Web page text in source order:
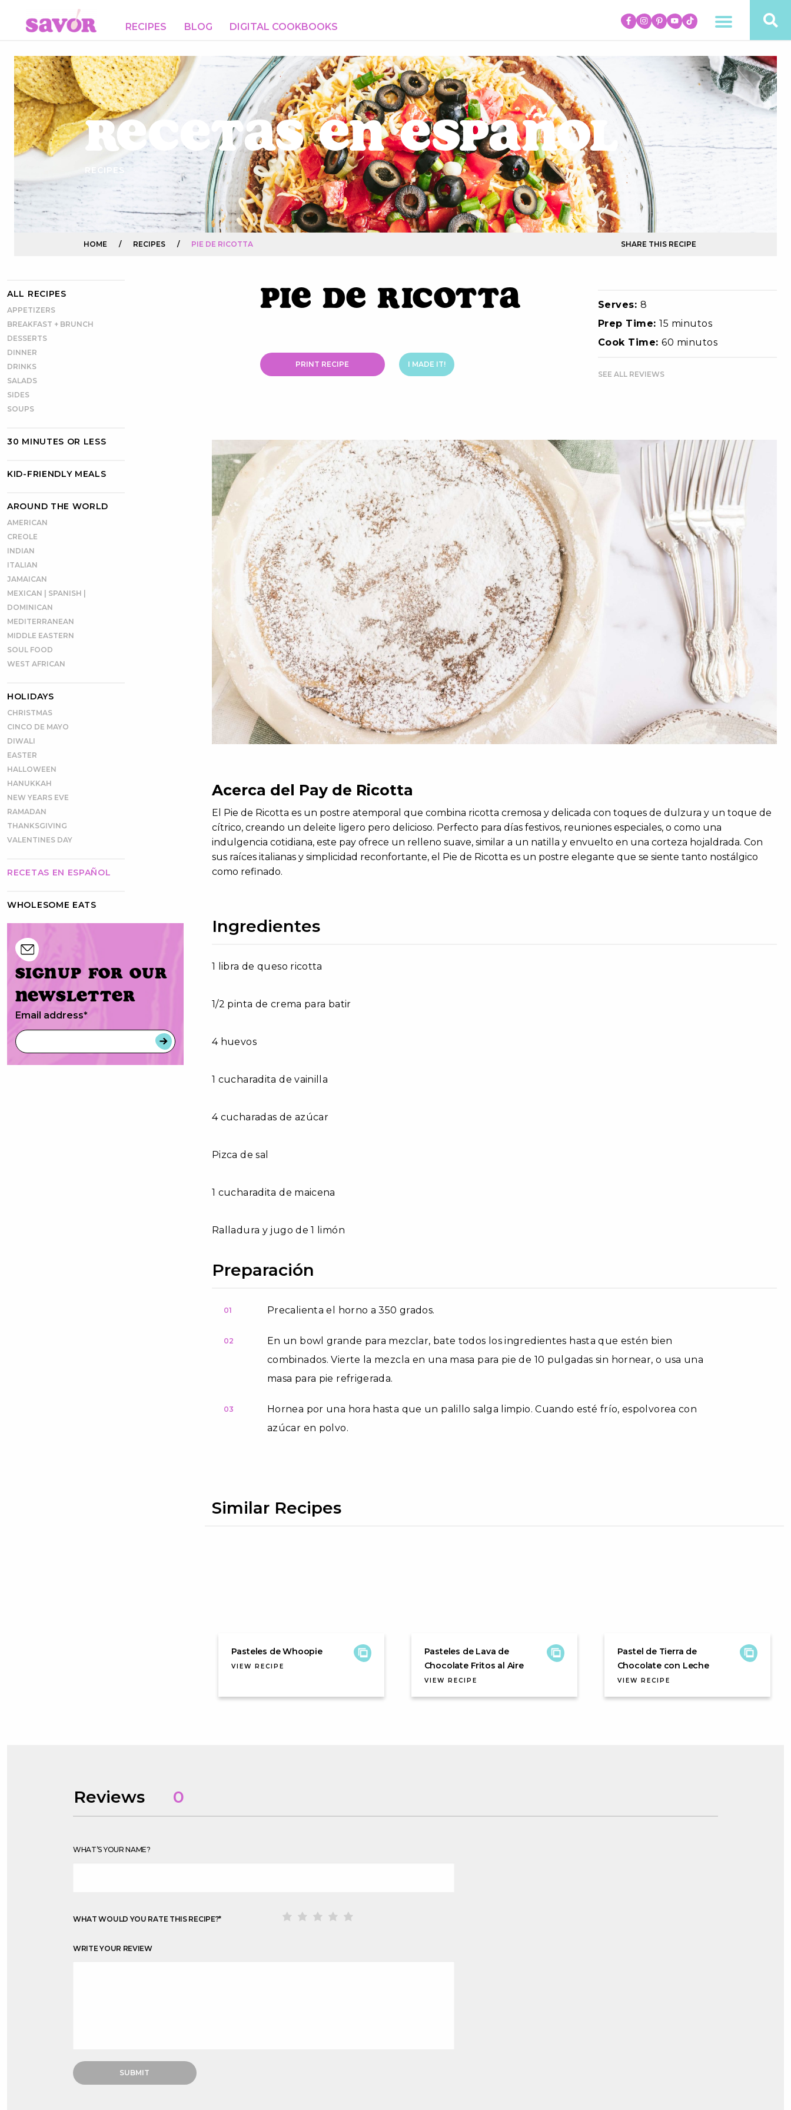
RECIPES BLOG DIGITAL COOKBOOKS
Recetas en Español
RECIPES
HOME / RECIPES / PIE DE RICOTTA SHARE THIS RECIPE
ALL RECIPES
APPETIZERS
BREAKFAST + BRUNCH
DESSERTS
DINNER
DRINKS
SALADS
SIDES
SOUPS
30 MINUTES OR LESS
KID-FRIENDLY MEALS
AROUND THE WORLD
AMERICAN
CREOLE
INDIAN
ITALIAN
JAMAICAN
MEXICAN | SPANISH |
DOMINICAN
MEDITERRANEAN
MIDDLE EASTERN
SOUL FOOD
WEST AFRICAN
HOLIDAYS
CHRISTMAS
CINCO DE MAYO
DIWALI
EASTER
HALLOWEEN
HANUKKAH
NEW YEARS EVE
RAMADAN
THANKSGIVING
VALENTINES DAY
RECETAS EN ESPAÑOL
WHOLESOME EATS
Signup for our
newsletter
Email address*
Pie de Ricotta
PRINT RECIPE I MADE IT!
Serves: 8
Prep Time:15 minutos
Cook Time:60 minutos
SEE ALL REVIEWS
Acerca del Pay de Ricotta
El Pie de Ricotta es un postre atemporal que combina ricotta cremosa y delicada con toques de dulzura y un toque de
cítrico, creando un deleite ligero pero delicioso. Perfecto para días festivos, reuniones especiales, o como una
indulgencia cotidiana, este pay ofrece un relleno suave, similar a un natilla y envuelto en una corteza hojaldrada. Con
sus raíces italianas y simplicidad reconfortante, el Pie de Ricotta es un postre elegante que se siente tanto nostálgico
como refinado.
Ingredientes
1 libra de queso ricotta
1/2 pinta de crema para batir
4 huevos
1 cucharadita de vainilla
4 cucharadas de azúcar
Pizca de sal
1 cucharadita de maicena
Ralladura y jugo de 1 limón
Preparación
01 Precalienta el horno a 350 grados.
02
En un bowl grande para mezclar, bate todos los ingredientes hasta que estén bien
combinados. Vierte la mezcla en una masa para pie de 10 pulgadas sin hornear, o usa una
masa para pie refrigerada.
03
Hornea por una hora hasta que un palillo salga limpio. Cuando esté frío, espolvorea con
azúcar en polvo.
Similar Recipes
Pasteles de Whoopie
VIEW RECIPE
Pasteles de Lava de
Chocolate Fritos al Aire
VIEW RECIPE
Pastel de Tierra de
Chocolate con Leche
VIEW RECIPE
Reviews 0
WHAT’S YOUR NAME?
WHAT WOULD YOU RATE THIS RECIPE?*
WRITE YOUR REVIEW